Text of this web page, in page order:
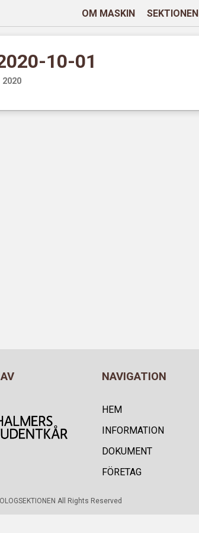
OM MASKIN SEKTIONEN
10-01
NAVIGATION
HEM
INFORMATION
DOKUMENT
FÖRETAG
All Rights Reserved